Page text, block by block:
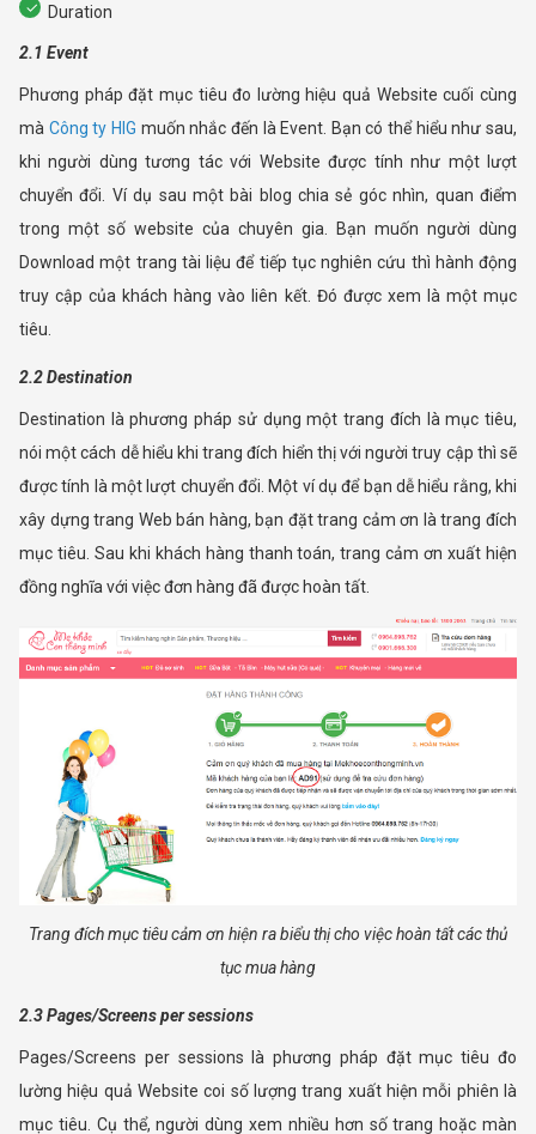
Duration
2.1 Event
Phương pháp đặt mục tiêu đo lường hiệu quả Website cuối cùng
mà Công ty HIG muốn nhắc đến là Event. Bạn có thể hiểu như sau,
khi người dùng tương tác với Website được tính như một lượt
chuyển đổi. Ví dụ sau một bài blog chia sẻ góc nhìn, quan điểm
trong một số website của chuyên gia. Bạn muốn người dùng
Download một trang tài liệu để tiếp tục nghiên cứu thì hành động
truy cập của khách hàng vào liên kết. Đó được xem là một mục
tiêu.
2.2 Destination
Destination là phương pháp sử dụng một trang đích là mục tiêu,
nói một cách dễ hiểu khi trang đích hiển thị với người truy cập thì sẽ
được tính là một lượt chuyển đổi. Một ví dụ để bạn dễ hiểu rằng, khi
xây dựng trang Web bán hàng, bạn đặt trang cảm ơn là trang đích
mục tiêu. Sau khi khách hàng thanh toán, trang cảm ơn xuất hiện
đồng nghĩa với việc đơn hàng đã được hoàn tất.
Trang đích mục tiêu cảm ơn hiện ra biểu thị cho việc hoàn tất các thủ
tục mua hàng
2.3 Pages/Screens per sessions
Pages/Screens per sessions là phương pháp đặt mục tiêu đo
lường hiệu quả Website coi số lượng trang xuất hiện mỗi phiên là
mục tiêu. Cụ thể, người dùng xem nhiều hơn số trang hoặc màn